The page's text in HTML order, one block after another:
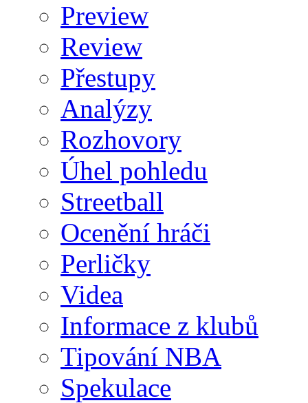
Preview
Review
Přestupy
Analýzy
Rozhovory
Úhel pohledu
Streetball
Ocenění hráči
Perličky
Videa
Informace z klubů
Tipování NBA
Spekulace